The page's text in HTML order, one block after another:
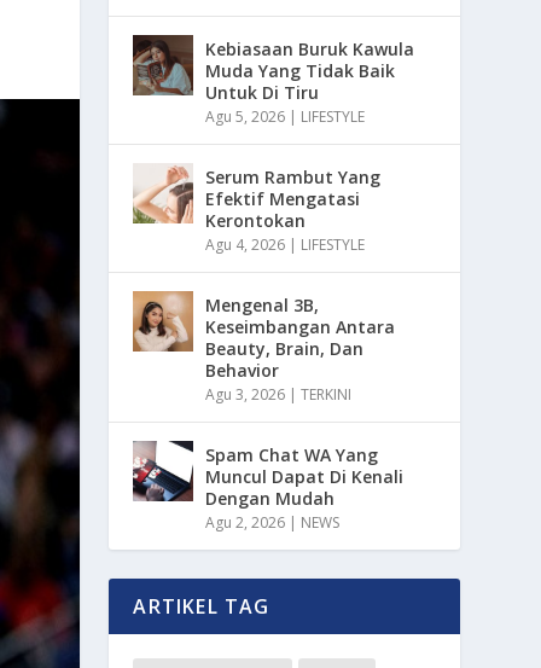
Kebiasaan Buruk Kawula
Muda Yang Tidak Baik
Untuk Di Tiru
Agu 5, 2026 | LIFESTYLE
Serum Rambut Yang
Efektif Mengatasi
Kerontokan
Agu 4, 2026 | LIFESTYLE
Mengenal 3B,
Keseimbangan Antara
Beauty, Brain, Dan
Behavior
Agu 3, 2026 |TERKINI
Spam Chat WA Yang
Muncul Dapat Di Kenali
Dengan Mudah
Agu 2, 2026 | NEWS
ARTIKEL TAG